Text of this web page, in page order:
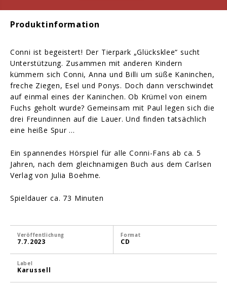
Produktinformation
Conni ist begeistert! Der Tierpark „Glücksklee“ sucht
Unterstützung. Zusammen mit anderen Kindern
kümmern sich Conni, Anna und Billi um süße Kaninchen,
freche Ziegen, Esel und Ponys. Doch dann verschwindet
auf einmal eines der Kaninchen. Ob Krümel von einem
Fuchs geholt wurde? Gemeinsam mit Paul legen sich die
drei Freundinnen auf die Lauer. Und finden tatsächlich
eine heiße Spur …
Ein spannendes Hörspiel für alle Conni-Fans ab ca. 5
Jahren, nach dem gleichnamigen Buch aus dem Carlsen
Verlag von Julia Boehme.
Spieldauer ca. 73 Minuten
Veröffentlichung
7.7.2023
Format
CD
Label
Karussell